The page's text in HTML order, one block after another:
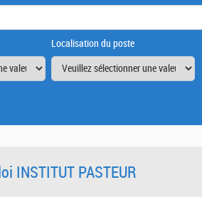
Localisation du poste
INSTITUT PASTEUR